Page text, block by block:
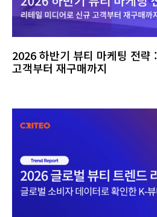
2026 하반기 뷰티 마케팅 전략
고객부터 재구매까지